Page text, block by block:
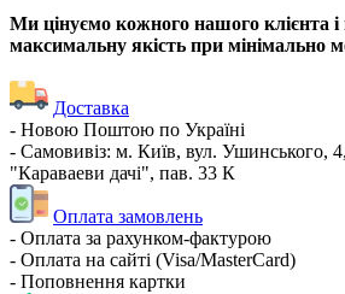
Ми цінуємо кожного нашого клієнта і
максимальну якість при мінімально
Доставка
- Новою Поштою по Україні
- Самовивіз: м. Київ, вул. Ушинського,
"Караваеви дачі", пав. 33 К
Оплата замовлень
- Оплата за рахунком-фактурою
- Оплата на сайті (Visa/MasterCard)
- Поповнення картки